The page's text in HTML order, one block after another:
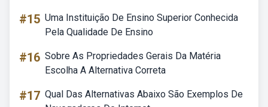
#15 Uma Instituição De Ensino Superior Conhecida
Pela Qualidade De Ensino
#16 Sobre As Propriedades Gerais Da Matéria
Escolha A Alternativa Correta
#17 Qual Das Alternativas Abaixo São Exemplos De